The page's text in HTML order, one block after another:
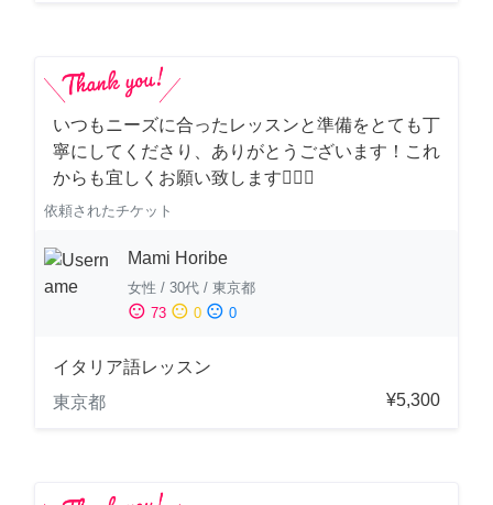
いつもニーズに合ったレッスンと準備をとても丁
寧にしてくださり、ありがとうございます！これ
からも宜しくお願い致します🙇‍♀️✨
依頼されたチケット
Mami Horibe
女性 / 30代 / 東京都
sentiment_satisfied 73 sentiment_neutral 0 sentiment_dissatisfied 0
イタリア語レッスン
東京都
¥5,300